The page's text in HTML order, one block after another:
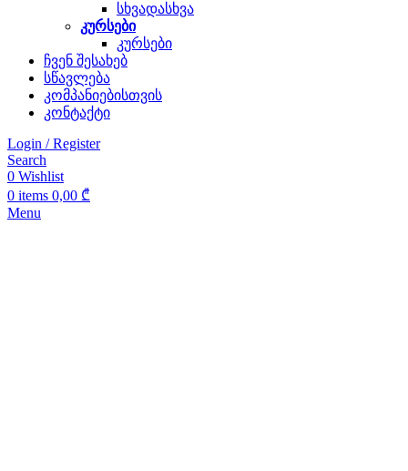
სხვადასხვა
კურსები
კურსები
ჩვენ შესახებ
სწავლება
კომპანიებისთვის
კონტაქტი
Login / Register
Search
0 Wishlist
0 items 0,00 ₾
Menu